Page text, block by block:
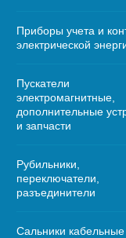
Приборы учета и
электрической
Пускатели
электромагнитные,
дополнительные
и запчасти
Рубильники,
переключатели,
разъединители
Сальники кабельные